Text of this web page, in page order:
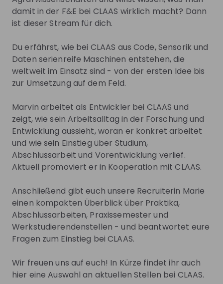
you.
Jobs
Praktikum im Bereich Digital Product
Engineering - Engineering Support (evtl.
auch Abschlussarbeit)
Internship
Research & development
Germany- Hybrid
Apply until 29/09/2026 Check details
CLAAS INSIDE/ Praktikum /
Abschlussarbeit Large Language Models
(LLMs) & RAG
Internship
Data & analytics, Information technology, Research &
Apply until 29/09/2026 Check details
damit in der F&E bei CLAAS wirklich macht? Dann
ist dieser Stream für dich.
Du erfährst, wie bei CLAAS aus Code, Sensorik und
Daten serienreife Maschinen entstehen, die
weltweit im Einsatz sind - von der ersten Idee bis
zur Umsetzung auf dem Feld.
Marvin arbeitet als Entwickler bei CLAAS und
zeigt, wie sein Arbeitsalltag in der Forschung und
Entwicklung aussieht, woran er konkret arbeitet
und wie sein Einstieg über Studium,
Abschlussarbeit und Vorentwicklung verlief.
Aktuell promoviert er in Kooperation mit CLAAS.
Anschließend gibt euch unsere Recruiterin Marie
einen kompakten Überblick über Praktika,
Abschlussarbeiten, Praxissemester und
Werkstudierendenstellen - und beantwortet eure
Fragen zum Einstieg bei CLAAS.
Wir freuen uns auf euch! In Kürze findet ihr auch
hier eine Auswahl an aktuellen Stellen bei CLAAS.